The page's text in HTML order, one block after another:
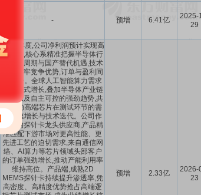
- 预增 6.41亿
2025-
29
2025年度,公司净利润预计实现高
速增长,核心系精准把握半导体行
业景气周期与国产替代机遇,技术
壁垒筑牢竞争优势,订单与盈利同
步攀升。全球人工智能算力需求
的爆发式增长,叠加半导体产业链
升级以及自主可控的强劲趋势,共
同驱动高端芯片在测试环节的需
求快速增长与技术迭代。公司作
为国内探针卡龙头供应商,产品精
准匹配下游市场对更高性能、更
先进工艺的迫切需求,来自通信网
络、AI算力等芯片领域头部客户
的订单强劲增长,推动产能利用率
维持高位。产品端,成熟2D
MEMS探针卡持续提升渗透率,凭
高密度、高精度优势抢占高端逻
预增 2.33亿
2026-
23